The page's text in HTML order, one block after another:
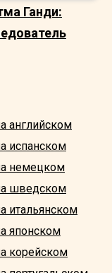
Ганди:
английском
испанском
немецком
шведском
итальянском
японском
корейском